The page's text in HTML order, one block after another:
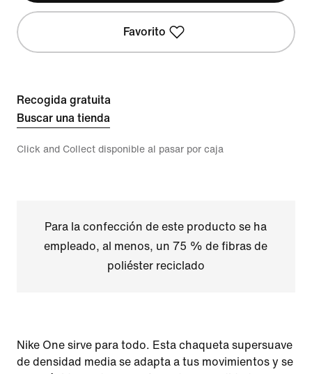
Favorito
Recogida gratuita
Buscar una tienda
Click and Collect disponible al pasar por caja
Para la confección de este producto se ha
empleado, al menos, un 75 % de fibras de
poliéster reciclado
Nike One sirve para todo. Esta chaqueta supersuave
de densidad media se adapta a tus movimientos y se